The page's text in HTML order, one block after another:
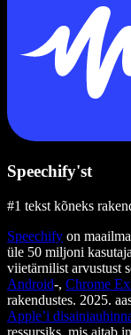
Speechify'st
#1 tekst kõneks
Speechify on
üle 50 miljoni
viietärnilist arvustust
Android-, Chrome
rakendustes. 2025.
Apple’i
ressursiks, mis aitab